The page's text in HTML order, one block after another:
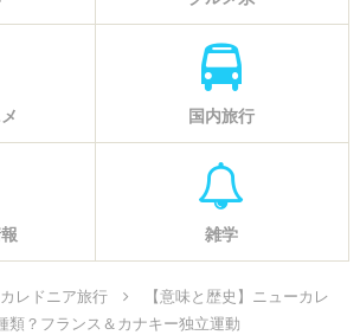
国内旅行
雑学
レドニア旅行
【意味と歴史】ニューカレ
類？フランス＆カナキー独立運動